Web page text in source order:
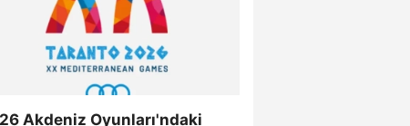
Akdeniz Oyunları'ndaki